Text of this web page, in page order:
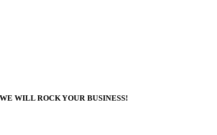
WE WILL ROCK YOUR BUSINESS!